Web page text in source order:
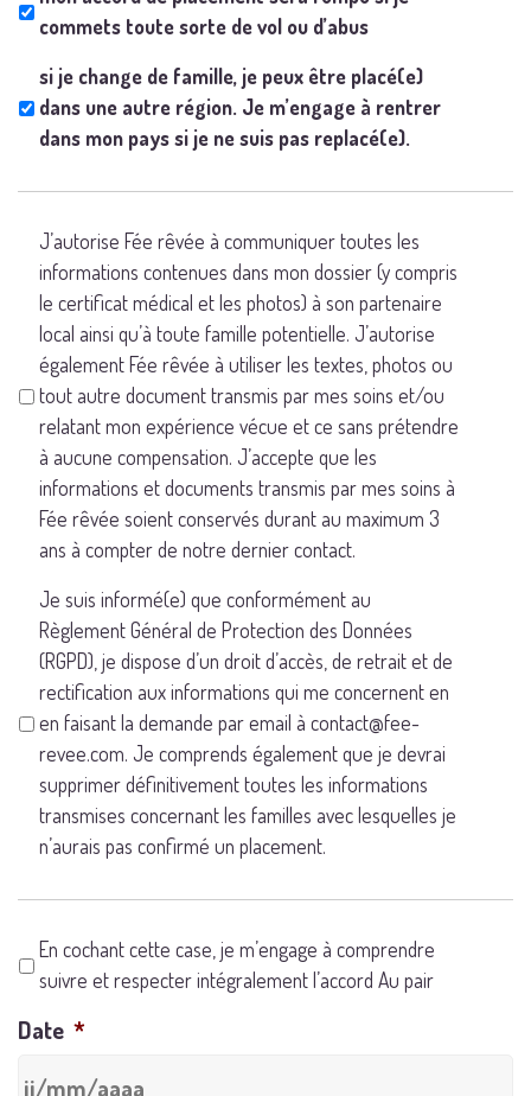
commets toute sorte de vol ou d’abus
si je change de famille, je peux être placé(e)
dans une autre région. Je m’engage à rentrer
dans mon pays si je ne suis pas replacé(e).
J’autorise Fée rêvée à communiquer toutes les
informations contenues dans mon dossier (y compris
le certificat médical et les photos) à son partenaire
local ainsi qu’à toute famille potentielle. J’autorise
également Fée rêvée à utiliser les textes, photos ou
tout autre document transmis par mes soins et/ou
relatant mon expérience vécue et ce sans prétendre
à aucune compensation. J’accepte que les
informations et documents transmis par mes soins à
Fée rêvée soient conservés durant au maximum 3
ans à compter de notre dernier contact.
Je suis informé(e) que conformément au
Règlement Général de Protection des Données
(RGPD), je dispose d’un droit d’accès, de retrait et de
rectification aux informations qui me concernent en
en faisant la demande par email à contact@fee-
revee.com. Je comprends également que je devrai
supprimer définitivement toutes les informations
transmises concernant les familles avec lesquelles je
n’aurais pas confirmé un placement.
En cochant cette case, je m’engage à comprendre
suivre et respecter intégralement l’accord Au pair
Date *